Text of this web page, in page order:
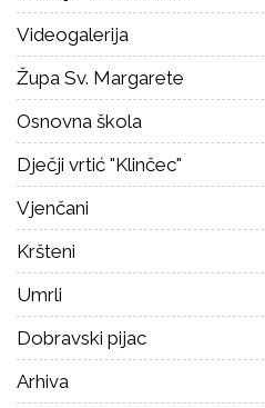
Videogalerija
Župa Sv. Margarete
Osnovna škola
Dječji vrtić "Klinčec"
Vjenčani
Kršteni
Umrli
Dobravski pijac
Arhiva